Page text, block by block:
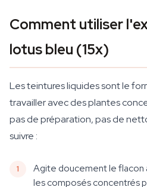
Comment utiliser
lotus bleu (15x)
Les teintures liquides sont le
travailler avec des plantes
pas de préparation, pas de
suivre :
Agite doucement le flacon
les composés concentrés